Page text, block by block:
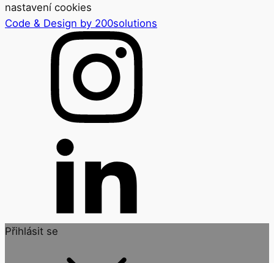
nastavení cookies
Code & Design by 200solutions
Přihlásit se